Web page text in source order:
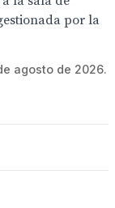
por la
agosto de 2026.